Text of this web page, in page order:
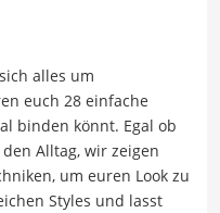
alles um
euch 28 einfache
binden könnt. Egal ob
Alltag, wir zeigen
um euren Look zu
Styles und lasst